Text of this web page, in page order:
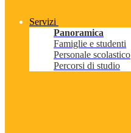
Servizi
Panoramica
Famiglie e studenti
Personale scolastico
Percorsi di studio